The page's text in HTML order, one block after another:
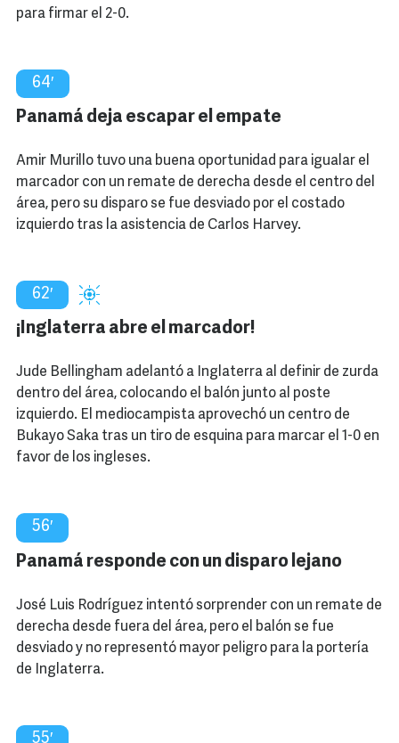
para firmar el 2-0.
64′
Panamá deja escapar el empate
Amir Murillo tuvo una buena oportunidad para igualar el
marcador con un remate de derecha desde el centro del
área, pero su disparo se fue desviado por el costado
izquierdo tras la asistencia de Carlos Harvey.
62′
¡Inglaterra abre el marcador!
Jude Bellingham adelantó a Inglaterra al definir de zurda
dentro del área, colocando el balón junto al poste
izquierdo. El mediocampista aprovechó un centro de
Bukayo Saka tras un tiro de esquina para marcar el 1-0 en
favor de los ingleses.
56′
Panamá responde con un disparo lejano
José Luis Rodríguez intentó sorprender con un remate de
derecha desde fuera del área, pero el balón se fue
desviado y no representó mayor peligro para la portería
de Inglaterra.
55′